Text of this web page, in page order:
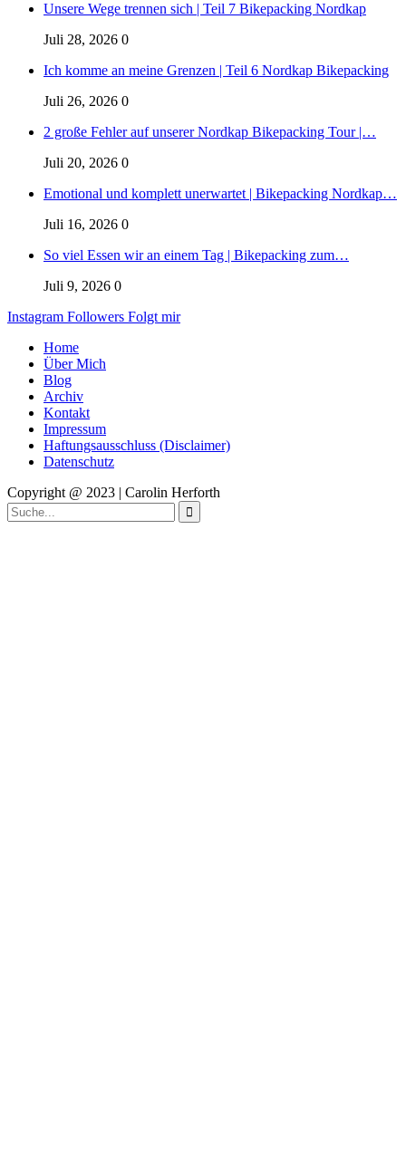
Unsere Wege trennen sich | Teil 7 Bikepacking Nordkap
Juli 28, 2026 0
Ich komme an meine Grenzen | Teil 6 Nordkap Bikepacking
Juli 26, 2026 0
2 große Fehler auf unserer Nordkap Bikepacking Tour |…
Juli 20, 2026 0
Emotional und komplett unerwartet | Bikepacking Nordkap…
Juli 16, 2026 0
So viel Essen wir an einem Tag | Bikepacking zum…
Juli 9, 2026 0
Instagram Followers Folgt mir
Home
Über Mich
Blog
Archiv
Kontakt
Impressum
Haftungsausschluss (Disclaimer)
Datenschutz
Copyright @ 2023 | Carolin Herforth